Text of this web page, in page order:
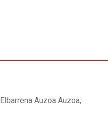
Elbarrena Auzoa Auzoa,